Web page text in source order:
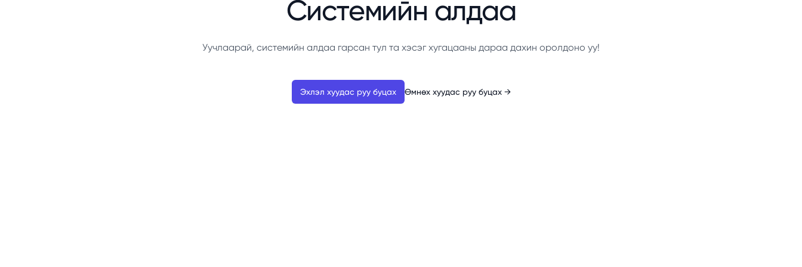
Системийн алдаа
Уучлаарай, системийн алдаа гарсан тул та хэсэг хугацааны дараа дахин оролдоно уу!
Эхлэл хуудас руу буцах Өмнөх хуудас руу буцах →